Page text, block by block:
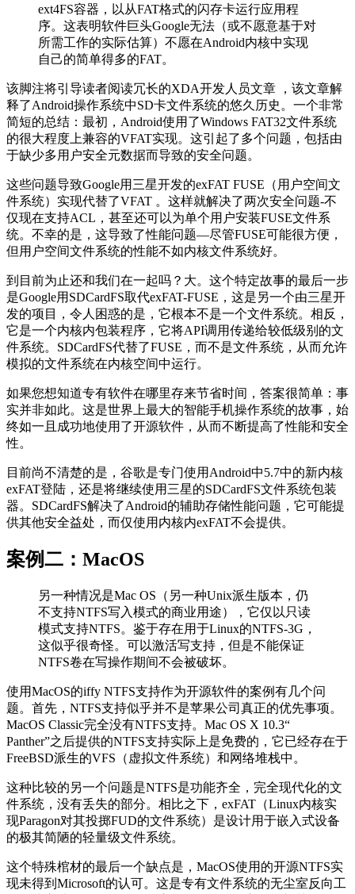
ext4FS容器，以从FAT格式的闪存卡运行应用程
序。这表明软件巨头Google无法（或不愿意基于对
所需工作的实际估算）不愿在Android内核中实现
自己的简单得多的FAT。
该脚注将引导读者阅读冗长的XDA开发人员文章 ，该文章解
释了Android操作系统中SD卡文件系统的悠久历史。一个非常
简短的总结：最初，Android使用了Windows FAT32文件系统
的很大程度上兼容的VFAT实现。这引起了多个问题，包括由
于缺少多用户安全元数据而导致的安全问题。
这些问题导致Google用三星开发的exFAT FUSE（用户空间文
件系统）实现代替了VFAT 。这样就解决了两次安全问题-不
仅现在支持ACL，甚至还可以为单个用户安装FUSE文件系
统。不幸的是，这导致了性能问题—尽管FUSE可能很方便，
但用户空间文件系统的性能不如内核文件系统好。
到目前为止还和我们在一起吗？大。这个特定故事的最后一步
是Google用SDCardFS取代exFAT-FUSE，这是另一个由三星开
发的项目，令人困惑的是，它根本不是一个文件系统。相反，
它是一个内核内包装程序，它将API调用传递给较低级别​​的文
件系统。SDCardFS代替了FUSE，而不是文件系统，从而允许
模拟的文件系统在内核空间中运行。
如果您想知道专有软件在哪里存来节省时间，答案很简单：事
实并非如此。这是世界上最大的智能手机操作系统的故事，始
终如一且成功地使用了开源软件，从而不断提高了性能和安全
性。
目前尚不清楚的是，谷歌是专门使用Android中5.7中的新内核
exFAT登陆，还是将继续使用三星的SDCardFS文件系统包装
器。SDCardFS解决了Android的辅助存储性能问题，它可能提
供其他安全益处，而仅使用内核内exFAT不会提供。
案例二：MacOS
另一种情况是Mac OS（另一种Unix派生版本，仍
不支持NTFS写入模式的商业用途），它仅以只读
模式支持NTFS。鉴于存在用于Linux的NTFS-3G，
这似乎很奇怪。可以激活写支持，但是不能保证
NTFS卷在写操作期间不会被破坏。
使用MacOS的iffy NTFS支持作为开源软件的案例有几个问
题。首先，NTFS支持似乎并不是苹果公司真正的优先事项。
MacOS Classic完全没有NTFS支持。Mac OS X 10.3“
Panther”之后提供的NTFS支持实际上是免费的，它已经存在于
FreeBSD派生的VFS（虚拟文件系统）和网络堆栈中。
这种比较的另一个问题是NTFS是功能齐全，完全现代化的文
件系统，没有丢失的部分。相比之下，exFAT（Linux内核实
现Paragon对其投掷FUD的文件系统）是设计用于嵌入式设备
的极其简陋的轻量级文件系统。
这个特殊棺材的最后一个缺点是，MacOS使用的开源NTFS实
现未得到Microsoft的认可。这是专有文件系统的无尘室反向工